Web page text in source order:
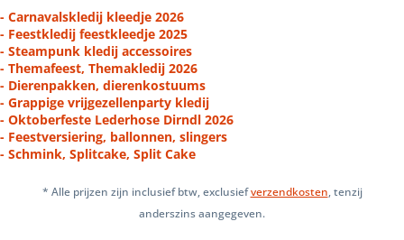
- Carnavalskledij kleedje 2026
- Feestkledij feestkleedje 2025
- Steampunk kledij accessoires
- Themafeest, Themakledij 2026
- Dierenpakken, dierenkostuums
- Grappige vrijgezellenparty kledij
- Oktoberfeste Lederhose Dirndl 2026
- Feestversiering, ballonnen, slingers
- Schmink, Splitcake, Split Cake
* Alle prijzen zijn inclusief btw, exclusiefverzendkosten, tenzij
anderszins aangegeven.